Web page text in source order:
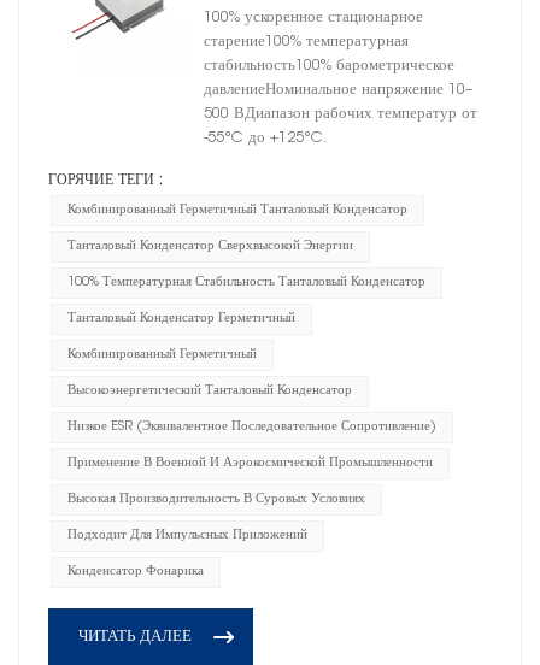
высокоэнергетического
танталового конденсатора,
размер C
100% ускоренное стационарное
старение100% температурная
стабильность100% барометрическое
давлениеНоминальное напряжение 10–
500 ВДиапазон рабочих температур от
-55°C до +125°C.
ГОРЯЧИЕ ТЕГИ :
Комбинированный Герметичный Танталовый Конденсатор
Танталовый Конденсатор Сверхвысокой Энергии
100% Температурная Стабильность Танталовый Конденсатор
Танталовый Конденсатор Герметичный
Комбинированный Герметичный
Высокоэнергетический Танталовый Конденсатор
Низкое ESR (эквивалентное Последовательное Сопротивление)
Применение В Военной И Аэрокосмической Промышленности
Высокая Производительность В Суровых Условиях
Подходит Для Импульсных Приложений
Конденсатор Фонарика
ЧИТАТЬ ДАЛЕЕ